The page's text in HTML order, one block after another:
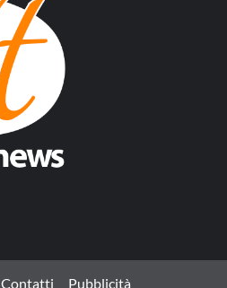
Contatti Pubblicità